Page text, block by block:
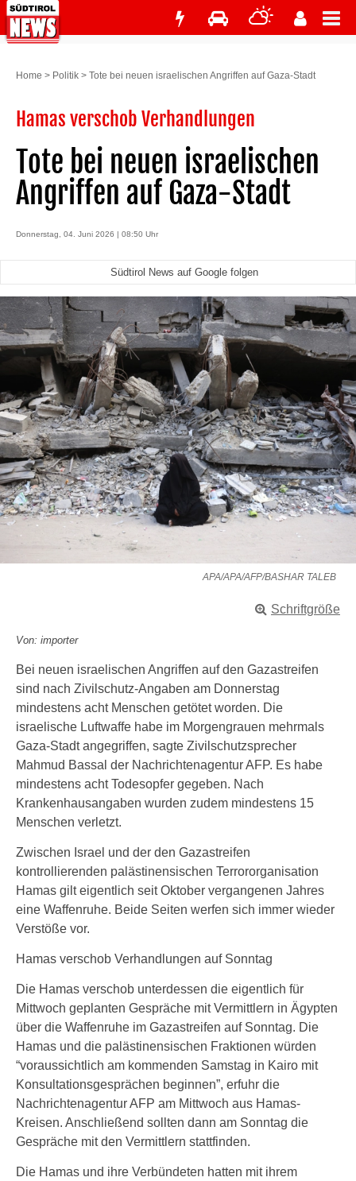
Home > Politik > Tote bei neuen israelischen Angriffen auf Gaza-Stadt
Hamas verschob Verhandlungen
Tote bei neuen israelischen
Angriffen auf Gaza-Stadt
Donnerstag, 04. Juni 2026 | 08:50 Uhr
Südtirol News auf Google folgen
APA/APA/AFP/BASHAR TALEB
Schriftgröße
Von: importer
Bei neuen israelischen Angriffen auf den Gazastreifen
sind nach Zivilschutz-Angaben am Donnerstag
mindestens acht Menschen getötet worden. Die
israelische Luftwaffe habe im Morgengrauen mehrmals
Gaza-Stadt angegriffen, sagte Zivilschutzsprecher
Mahmud Bassal der Nachrichtenagentur AFP. Es habe
mindestens acht Todesopfer gegeben. Nach
Krankenhausangaben wurden zudem mindestens 15
Menschen verletzt.
Zwischen Israel und der den Gazastreifen
kontrollierenden palästinensischen Terrororganisation
Hamas gilt eigentlich seit Oktober vergangenen Jahres
eine Waffenruhe. Beide Seiten werfen sich immer wieder
Verstöße vor.
Hamas verschob Verhandlungen auf Sonntag
Die Hamas verschob unterdessen die eigentlich für
Mittwoch geplanten Gespräche mit Vermittlern in Ägypten
über die Waffenruhe im Gazastreifen auf Sonntag. Die
Hamas und die palästinensischen Fraktionen würden
“voraussichtlich am kommenden Samstag in Kairo mit
Konsultationsgesprächen beginnen”, erfuhr die
Nachrichtenagentur AFP am Mittwoch aus Hamas-
Kreisen. Anschließend sollten dann am Sonntag die
Gespräche mit den Vermittlern stattfinden.
Die Hamas und ihre Verbündeten hatten mit ihrem